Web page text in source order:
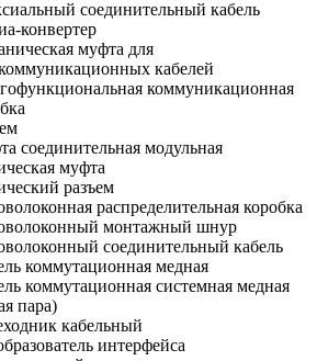
соединительный кабель
конвертер
муфта для
кабелей
коммуникационная
соединительная модульная
муфта
разъем
распределительная коробка
монтажный шнур
соединительный кабель
коммутационная медная
коммутационная системная медная
пара)
кабельный
интерфейса